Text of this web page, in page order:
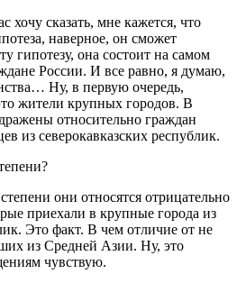
хочу сказать, мне кажется, что
наверное, он сможет
гипотезу, она состоит на самом
России. И все равно, я думаю,
Ну, в первую очередь,
жители крупных городов. В
относительно граждан
из северокавказских республик.
они относятся отрицательно
приехали в крупные города из
Это факт. В чем отличие от не
из Средней Азии. Ну, это
чувствую.